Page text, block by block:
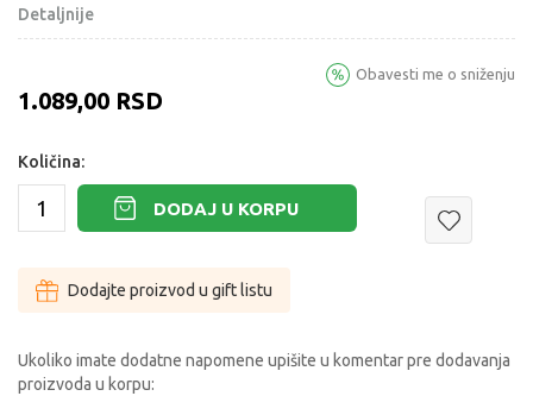
Detaljnije
1.089,00 RSD
Obavesti me o sniženju
Količina:
DODAJ U KORPU
Dodajte proizvod u gift listu
Ukoliko imate dodatne napomene upišite u komentar pre dodavanja
proizvoda u korpu: